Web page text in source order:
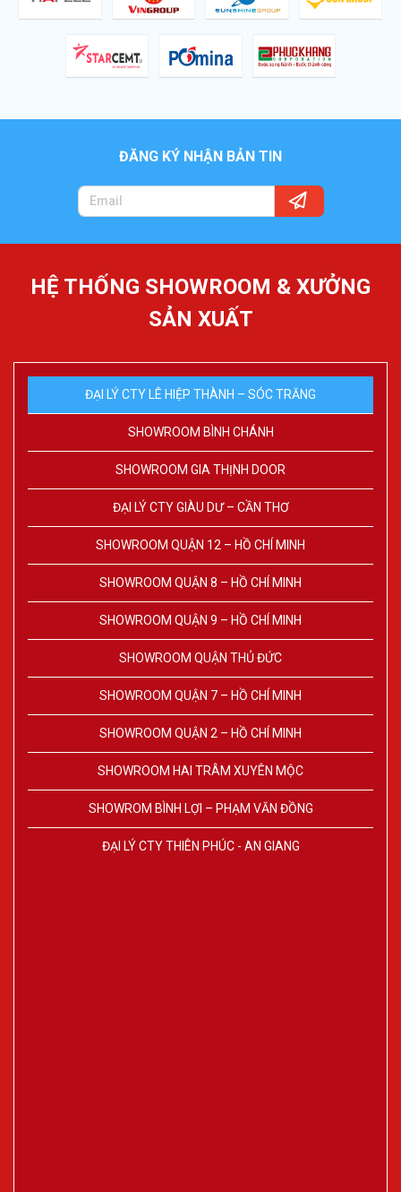
ĐĂNG KÝ NHẬN BẢN TIN
HỆ THỐNG SHOWROOM & XƯỞNG
SẢN XUẤT
ĐẠI LÝ CTY LÊ HIỆP THÀNH – SÓC TRĂNG
SHOWROOM BÌNH CHÁNH
SHOWROOM GIA THỊNH DOOR
ĐẠI LÝ CTY GIÀU DƯ – CẦN THƠ
SHOWROOM QUẬN 12 – HỒ CHÍ MINH
SHOWROOM QUẬN 8 – HỒ CHÍ MINH
SHOWROOM QUẬN 9 – HỒ CHÍ MINH
SHOWROOM QUẬN THỦ ĐỨC
SHOWROOM QUẬN 7 – HỒ CHÍ MINH
SHOWROOM QUẬN 2 – HỒ CHÍ MINH
SHOWROOM HAI TRÂM XUYÊN MỘC
SHOWROM BÌNH LỢI – PHẠM VĂN ĐỒNG
ĐẠI LÝ CTY THIÊN PHÚC - AN GIANG